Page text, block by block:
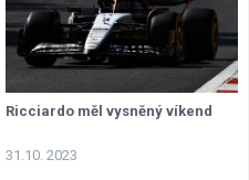
Ricciardo měl vysněný víkend
31.10. 2023